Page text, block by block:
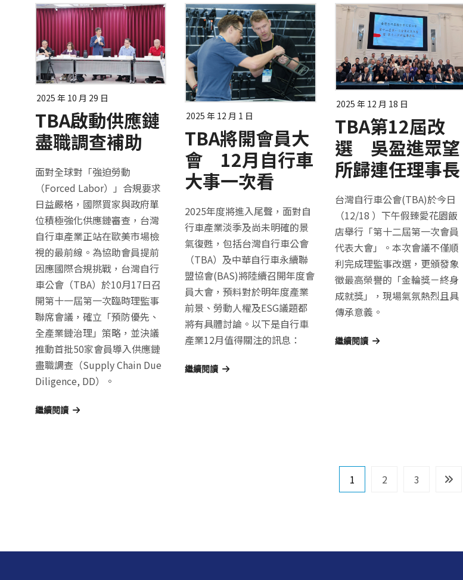
2025 年 10 月 29 日
TBA啟動供應鏈
盡職調查補助
面對全球對「強迫勞動
（Forced Labor）」合規要求
日益嚴格，國際買家與政府單
位積極強化供應鏈審查，台灣
自行車產業正站在歐美市場檢
視的最前線。為協助會員提前
因應國際合規挑戰，台灣自行
車公會（TBA）於10月17日召
開第十一屆第一次臨時理監事
聯席會議，確立「預防優先、
全產業鏈治理」策略，並決議
推動首批50家會員導入供應鏈
盡職調查（Supply Chain Due
Diligence, DD）。
繼續閱讀
2025 年 12 月 1 日
TBA將開會員大
會 12月自行車
大事一次看
2025年度將進入尾聲，面對自
行車產業淡季及尚未明確的景
氣復甦，包括台灣自行車公會
（TBA）及中華自行車永續聯
盟協會(BAS)將陸續召開年度會
員大會，預料對於明年度產業
前景、勞動人權及ESG議題都
將有具體討論。以下是自行車
產業12月值得關注的訊息：
繼續閱讀
2025 年 12 月 18 日
TBA第12屆改
選 吳盈進眾望
所歸連任理事長
台灣自行車公會(TBA)於今日
（12/18 ）下午假臻愛花園飯
店舉行「第十二屆第一次會員
代表大會」。本次會議不僅順
利完成理監事改選，更頒發象
徵最高榮譽的「金輪獎－終身
成就獎」，現場氣氛熱烈且具
傳承意義。
繼續閱讀
1 2 3